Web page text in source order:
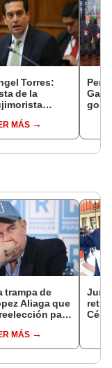
Torres:
de la
MÁS
trampa de
Aliaga que
para
MÁS